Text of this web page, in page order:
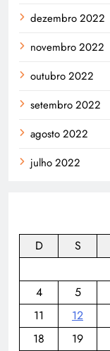
dezembro 2022
novembro 2022
outubro 2022
setembro 2022
agosto 2022
julho 2022
D
S
4
5
11
12
18
19